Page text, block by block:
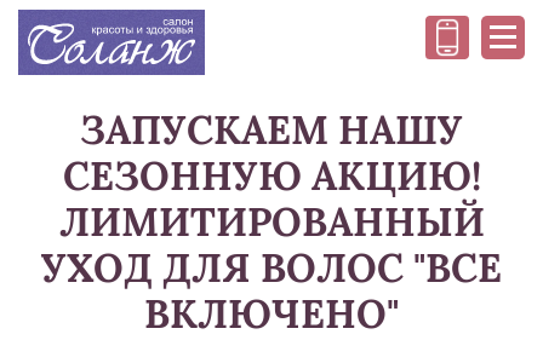
Меню
ЗАПУСКАЕМ НАШУ
СЕЗОННУЮ АКЦИЮ!
ЛИМИТИРОВАННЫЙ
УХОД ДЛЯ ВОЛОС "ВСЕ
ВКЛЮЧЕНО"